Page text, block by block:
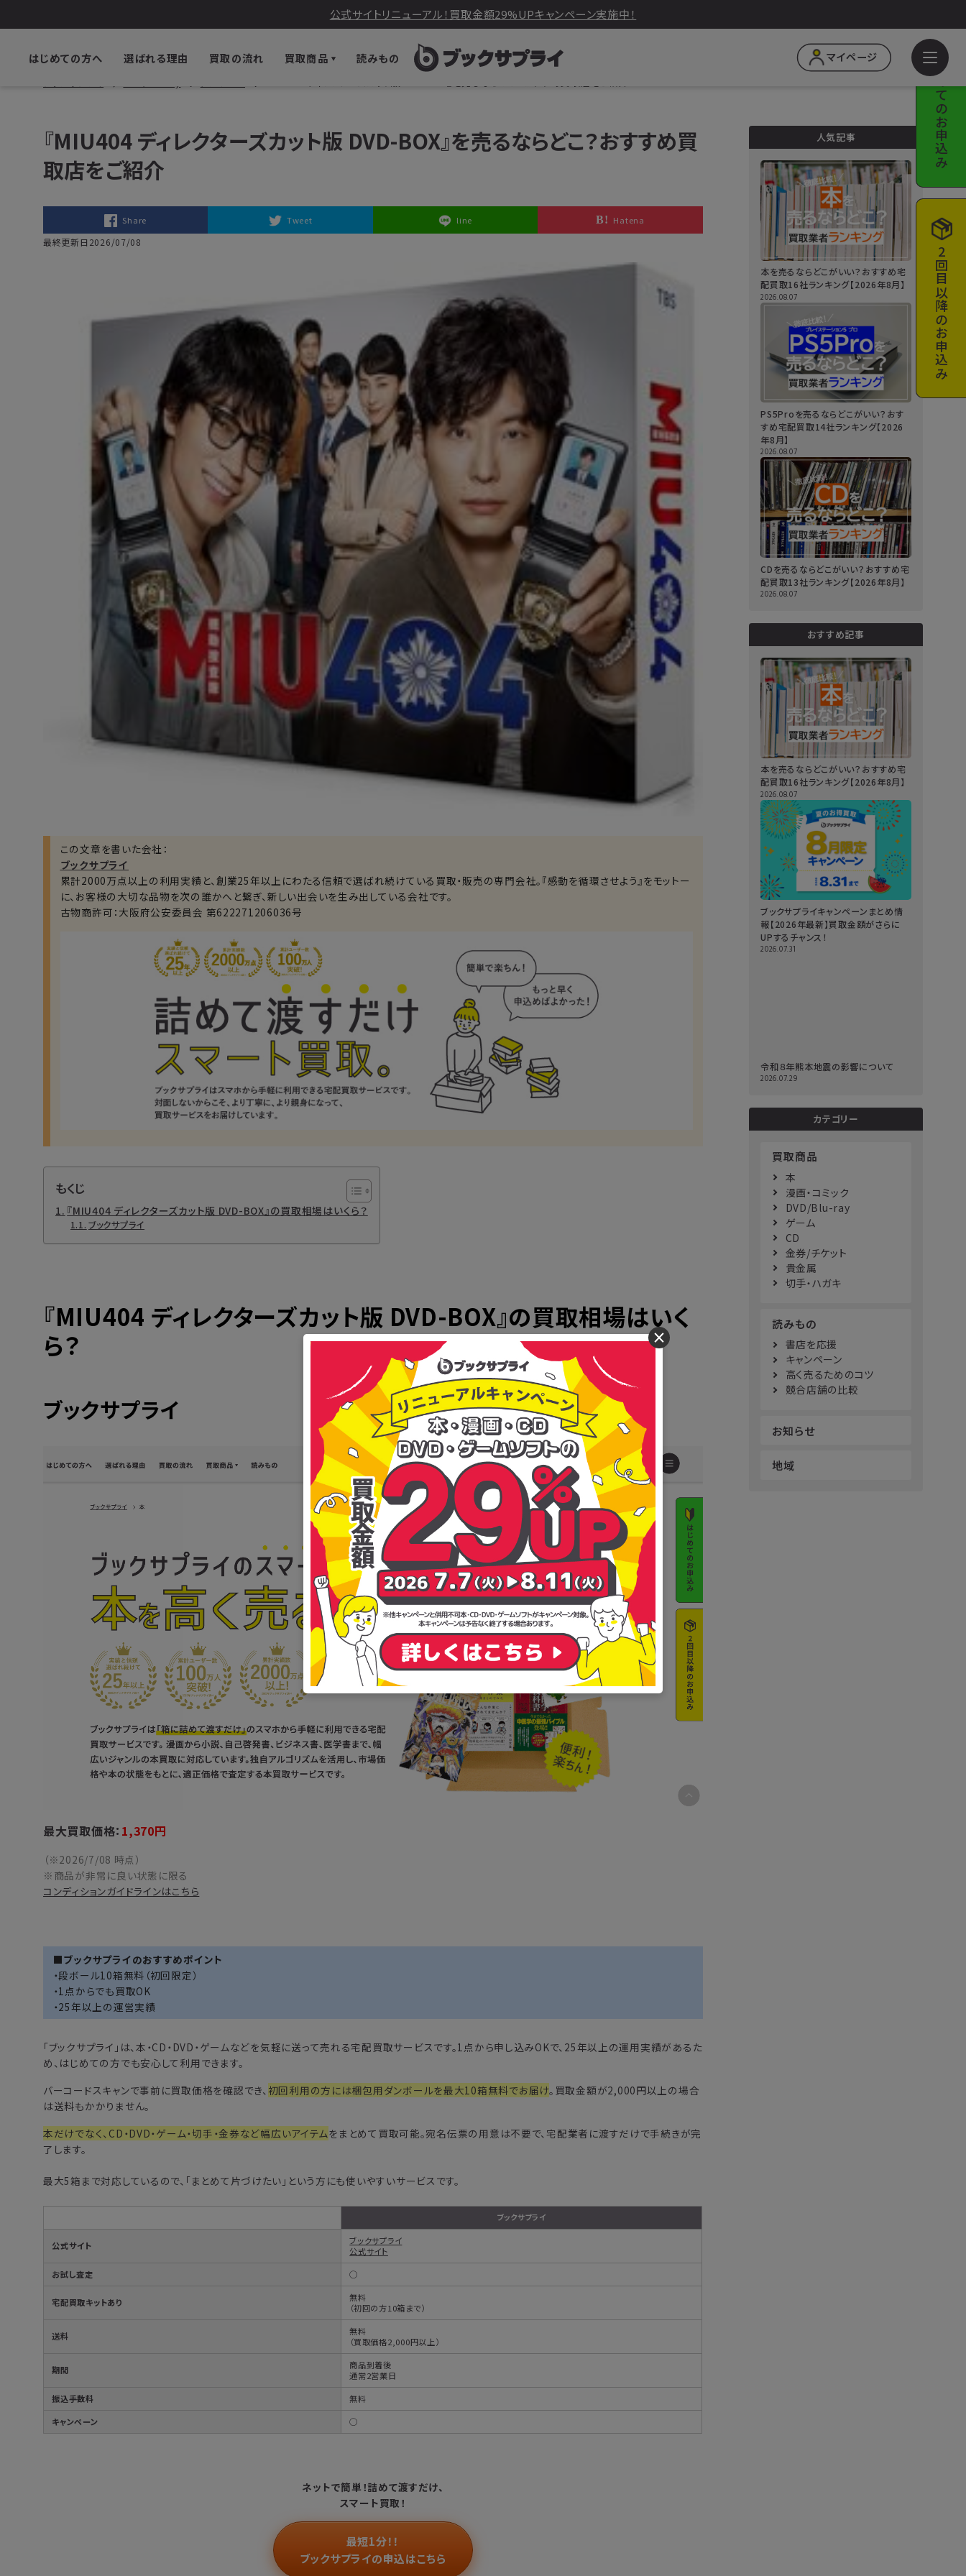
公式サイトリニューアル！買取金額29%UPキャンペーン実施中！
はじめての方へ 選ばれる理由 買取の流れ 買取商品 読みもの マイページ はじめての
お申込み
2回目以降の
お申込み
『MIU404 ディレクターズカット版 DVD-BOX』を売るならどこ？おすすめ買
取店をご紹介
Share Tweet line Hatena
最終更新日2026/07/08
この文章を書いた会社：
ブックサプライ
累計2000万点以上の利用実績と、創業25年以上にわたる信頼で選ばれ続けている買取・販売の専門会社。『感動を循環させよう』をモットー
に、お客様の大切な品物を次の誰かへと繋ぎ、新しい出会いを生み出している会社です。
古物商許可：大阪府公安委員会 第622271206036号
もくじ
『MIU404 ディレクターズカット版 DVD-BOX』の買取相場はいくら？
ブックサプライ
『MIU404 ディレクターズカット版 DVD-BOX』の買取相場はいく
ら？
ブックサプライ
最大買取価格： 1,370円
（※2026/7/08 時点）
※商品が非常に良い状態に限る
コンディションガイドラインはこちら
■ブックサプライのおすすめポイント
・段ボール10箱無料（初回限定）
・1点からでも買取OK
・25年以上の運営実績
「ブックサプライ 」は、本・CD・DVD・ゲームなどを気軽に送って売れる宅配買取サービスです。1点から申し込みOKで、25年以上の運用実績があるた
め、はじめての方でも安心して利用できます。
バーコードスキャンで事前に買取価格を確認でき、 初回利用の方には梱包用ダンボールを最大10箱無料でお届け。買取金額が2,000円以上の場合
は送料もかかりません。
本だけでなく、CD・DVD・ゲーム・切手・金券など幅広いアイテムをまとめて買取可能。宛名伝票の用意は不要で、宅配業者に渡すだけで手続きが完
了します。
最大5箱まで対応しているので、「まとめて片づけたい」という方にも使いやすいサービスです。
ブックサプライ
公式サイト
ブックサプライ
公式サイト
お試し査定
◯
宅配買取キットあり
無料
（初回の方10箱まで）
送料
無料
（買取価格2,000円以上）
期間
商品到着後
通常2営業日
振込手数料
無料
キャンペーン
◯
ネットで簡単！詰めて渡すだけ、
スマート買取！
最短1分！！
ブックサプライの申込はこちら
人気記事
本を売るならどこがいい？おすすめ宅
配買取16社ランキング【2026年8月】
2026.08.07
PS5Proを売るならどこがいい？おす
すめ宅配買取14社ランキング【2026
年8月】
2026.08.07
CDを売るならどこがいい？おすすめ宅
配買取13社ランキング【2026年8月】
2026.08.07
おすすめ記事
本を売るならどこがいい？おすすめ宅
配買取16社ランキング【2026年8月】
2026.08.07
ブックサプライキャンペーンまとめ情
報【2026年最新】買取金額がさらに
UPするチャンス！
2026.07.31
令和８年熊本地震の影響について
2026.07.29
カテゴリー
買取商品
本
漫画・コミック
DVD/Blu-ray
ゲーム
CD
金券/チケット
貴金属
切手・ハガキ
読みもの
書店を応援
キャンペーン
高く売るためのコツ
競合店舗の比較
お知らせ
地域
×